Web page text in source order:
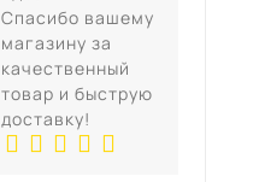
Спасибо вашему
магазину за
качественный
товар и быструю
доставку!